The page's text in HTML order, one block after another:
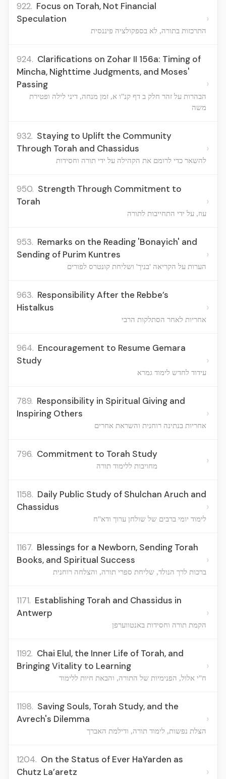
922. Focus on Torah, Not Financial
Speculation
התרכזות בתורה, לא בספקולציה פיננסית
›
924. Clarifications on Zohar II 156a: Timing of
Mincha, Nighttime Judgments, and Moses'
Passing
הבהרות על זהר חלק ב דף קנ"ו א, זמן מנחה, דיני לילה ופטירת
משה
›
932. Staying to Uplift the Community
Through Torah and Chassidus
להשאר כדי לרומם את הקהילה על ידי תורה וחסידות
›
950. Strength Through Commitment to
Torah
עוז, על ידי התחייבות לתורה
›
953. Remarks on the Reading 'Bonayich' and
Sending of Purim Kuntres
הערות על הקריאה 'בניך' ושליחת קונטרס לפורים
›
963. Responsibility After the Rebbe’s
Histalkus
אחריות לאחר הסתלקות הרבי
›
964. Encouragement to Resume Gemara
Study
עידוד לחדש לימוד גמרא
›
789. Responsibility in Spiritual Giving and
Inspiring Others
אחריות בנתינה רוחנית והשראת אחרים
›
796. Commitment to Torah Study
מחויבות ללימוד תורה ›
1158. Daily Public Study of Shulchan Aruch and
Chassidus
לימוד יומי ברבים של שולחן ערוך ודא"ח
›
1167. Blessings for a Newborn, Sending Torah
Books, and Spiritual Success
ברכות לרך הנולד, שליחת ספרי תורה, והצלחה רוחנית
›
1171. Establishing Torah and Chassidus in
Antwerp
הקמת תורה וחסידות באנטווערפן
›
1192. Chai Elul, the Inner Life of Torah, and
Bringing Vitality to Learning
ח"י אלול, הפנימיות של התורה, והבאת חיות ללימוד
›
1198. Saving Souls, Torah Study, and the
Avrech's Dilemma
הצלת נפשות, לימוד תורה, ודילמת האברך
›
1204. On the Status of Ever HaYarden as
Chutz La’aretz
›